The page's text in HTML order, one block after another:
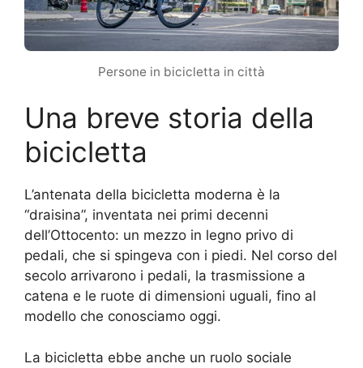
Persone in bicicletta in città
Una breve storia della
bicicletta
L’antenata della bicicletta moderna è la
“draisina”, inventata nei primi decenni
dell’Ottocento: un mezzo in legno privo di
pedali, che si spingeva con i piedi. Nel corso del
secolo arrivarono i pedali, la trasmissione a
catena e le ruote di dimensioni uguali, fino al
modello che conosciamo oggi.
La bicicletta ebbe anche un ruolo sociale